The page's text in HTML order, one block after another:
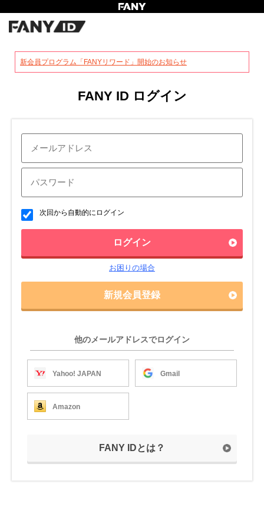
新会員プログラム「FANYリワード」開始のお知らせ
FANY ID ログイン
次回から自動的にログイン
ログイン
お困りの場合
新規会員登録
他のメールアドレスでログイン
Yahoo! JAPAN Gmail
Amazon
FANY IDとは？